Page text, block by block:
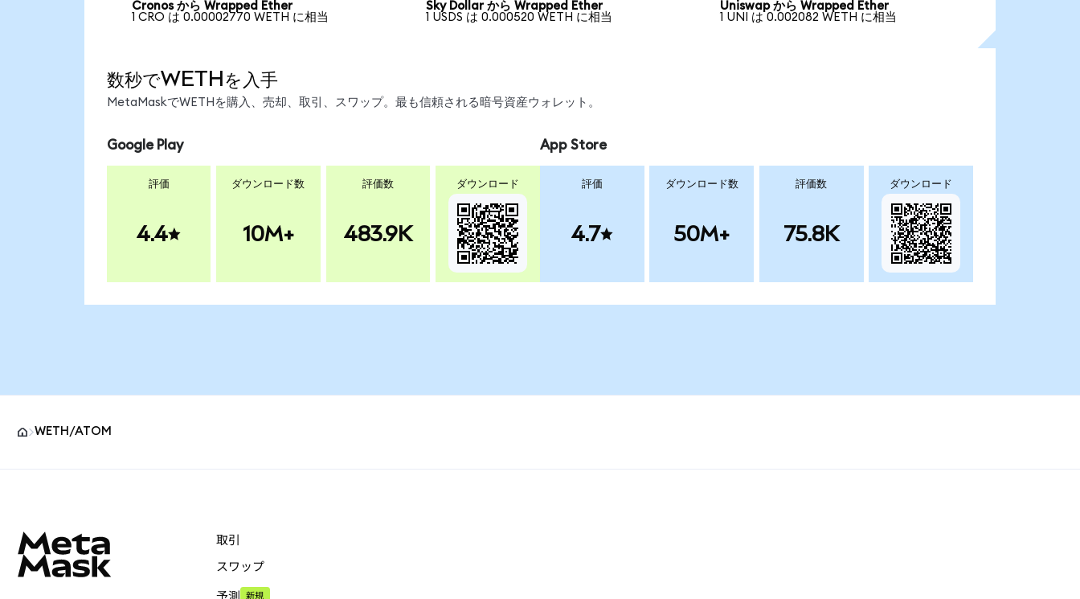
Cronos から Wrapped Ether
1 CRO は 0.00002770 WETH に相当
Sky Dollar から Wrapped Ether
1 USDS は 0.000520 WETH に相当
Uniswap から Wrapped Ether
1 UNI は 0.002082 WETH に相当
数秒でWETHを入手
MetaMaskでWETHを購入、売却、取引、スワップ。最も信頼される暗号資産ウォレット。
Google Play
評価
4.4
ダウンロード数
10M+
評価数
483.9K
ダウンロード
App Store
評価
4.7
ダウンロード数
50M+
評価数
75.8K
ダウンロード
WETH/ATOM
取引
スワップ
予測 新規